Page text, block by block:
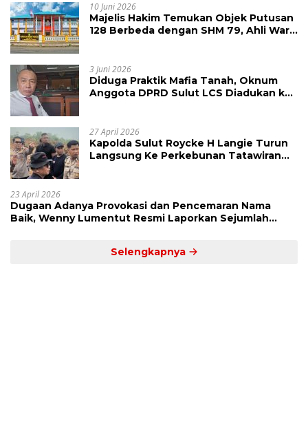
10 Juni 2026
Majelis Hakim Temukan Objek Putusan
128 Berbeda dengan SHM 79, Ahli Waris
3 Juni 2026
Diduga Praktik Mafia Tanah, Oknum
Anggota DPRD Sulut LCS Diadukan ke
27 April 2026
Kapolda Sulut Roycke H Langie Turun
Langsung Ke Perkebunan Tatawiran
23 April 2026
Dugaan Adanya Provokasi dan Pencemaran Nama
Baik, Wenny Lumentut Resmi Laporkan Sejumlah
Selengkapnya